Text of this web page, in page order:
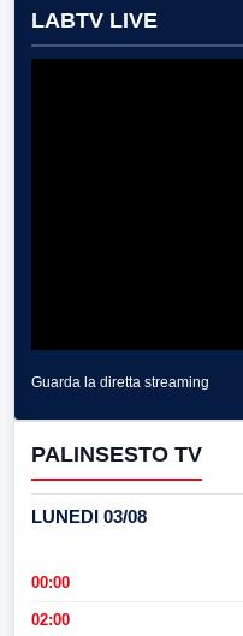
LABTV LIVE
Guarda la diretta streaming
PALINSESTO TV
LUNEDI 03/08
00:00
02:00